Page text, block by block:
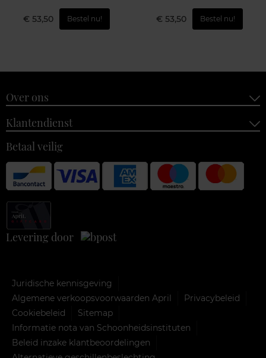
€ 53,50 Bestel nu! € 53,50 Bestel nu!
Over ons
Klantendienst
Betaal veilig
Levering door
Juridische kennisgeving
Algemene verkoopsvoorwaarden April
Privacybeleid
Cookiebeleid
Sitemap
Informatie nota van Schoonheidsinstituten
Beleid inzake klantbeoordelingen